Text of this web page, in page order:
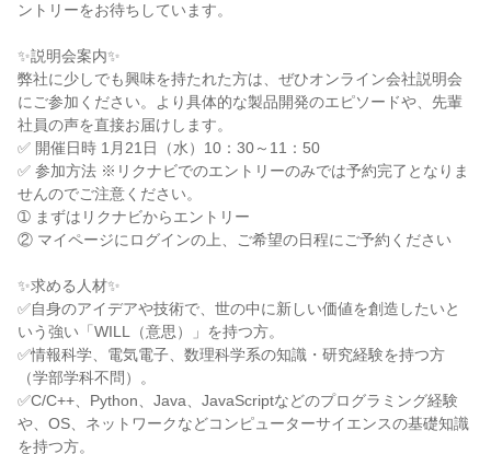
ントリーをお待ちしています。
✨説明会案内✨
弊社に少しでも興味を持たれた方は、ぜひオンライン会社説明会
にご参加ください。より具体的な製品開発のエピソードや、先輩
社員の声を直接お届けします。
✅ 開催日時 1月21日（水）10：30～11：50
✅ 参加方法 ※リクナビでのエントリーのみでは予約完了となりま
せんのでご注意ください。
➀ まずはリクナビからエントリー
② マイページにログインの上、ご希望の日程にご予約ください
✨求める人材✨
✅自身のアイデアや技術で、世の中に新しい価値を創造したいと
いう強い「WILL（意思）」を持つ方。
✅情報科学、電気電子、数理科学系の知識・研究経験を持つ方
（学部学科不問）。
✅C/C++、Python、Java、JavaScriptなどのプログラミング経験
や、OS、ネットワークなどコンピューターサイエンスの基礎知識
を持つ方。